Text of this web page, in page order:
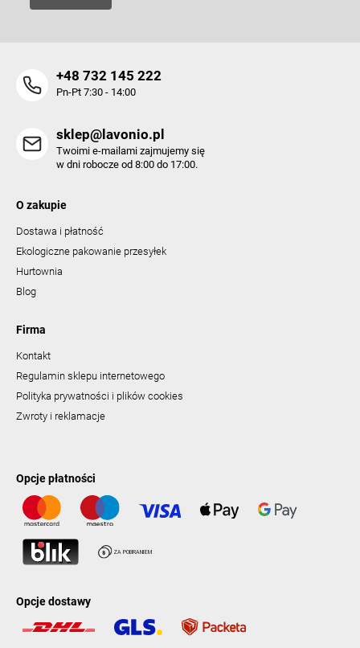
+48 732 145 222
Pn-Pt 7:30 - 14:00
sklep@lavonio.pl
Twoimi e-mailami zajmujemy się
w dni robocze od 8:00 do 17:00.
O zakupie
Dostawa i płatność
Ekologiczne pakowanie przesyłek
Hurtownia
Blog
Firma
Kontakt
Regulamin sklepu internetowego
Polityka prywatności i plików cookies
Zwroty i reklamacje
Opcje płatności
Opcje dostawy